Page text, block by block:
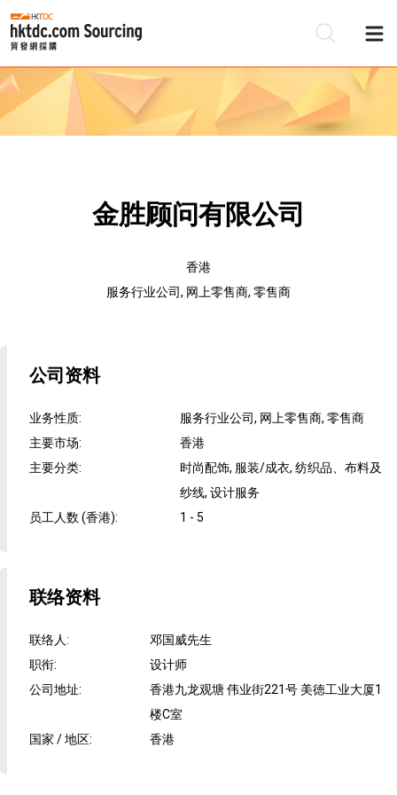
金胜顾问有限公司
香港
服务行业公司, 网上零售商, 零售商
公司资料
业务性质:
服务行业公司, 网上零售商, 零售商
主要市场:
香港
主要分类:
时尚配饰, 服装/成衣, 纺织品、布料及
纱线, 设计服务
员工人数 (香港): 1 - 5
联络资料
联络人:
邓国威先生
职衔:
设计师
公司地址:
香港九龙观塘 伟业街221号 美徳工业大厦1
楼C室
国家 / 地区: 香港